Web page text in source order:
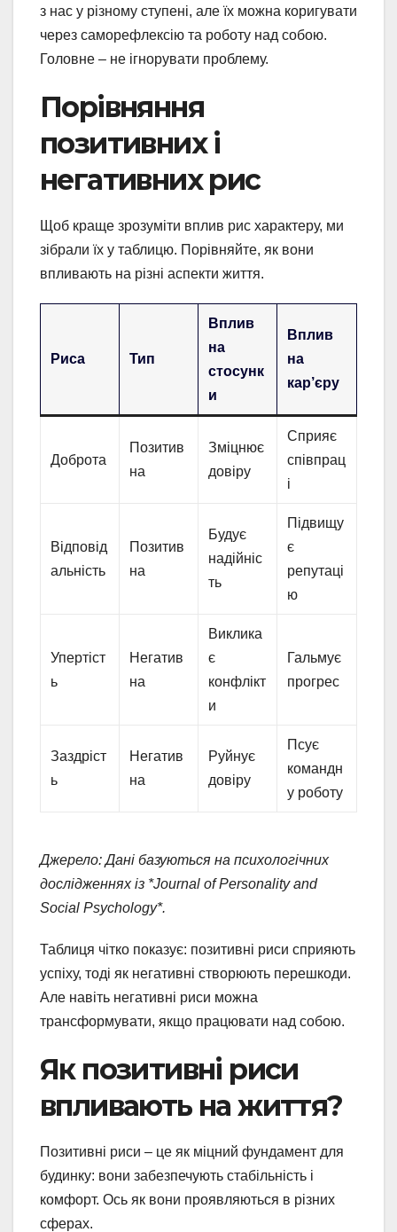
з нас у різному ступені, але їх можна коригувати
через саморефлексію та роботу над собою.
Головне – не ігнорувати проблему.
Порівняння
позитивних і
негативних рис
Щоб краще зрозуміти вплив рис характеру, ми
зібрали їх у таблицю. Порівняйте, як вони
впливають на різні аспекти життя.
Риса Тип
Вплив
на
стосунк
и
Вплив
на
кар’єру
Доброта
Позитив
на
Зміцнює
довіру
Сприяє
співпрац
і
Відповід
альність
Позитив
на
Будує
надійніс
ть
Підвищу
є
репутаці
ю
Упертіст
ь
Негатив
на
Виклика
є
конфлікт
и
Гальмує
прогрес
Заздріст
ь
Негатив
на
Руйнує
довіру
Псує
командн
у роботу
Джерело: Дані базуються на психологічних
дослідженнях із *Journal of Personality and
Social Psychology*.
Таблиця чітко показує: позитивні риси сприяють
успіху, тоді як негативні створюють перешкоди.
Але навіть негативні риси можна
трансформувати, якщо працювати над собою.
Як позитивні риси
впливають на життя?
Позитивні риси – це як міцний фундамент для
будинку: вони забезпечують стабільність і
комфорт. Ось як вони проявляються в різних
сферах.